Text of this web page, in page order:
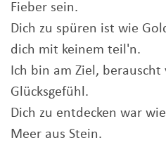
Fieber sein.
Dich zu spüren ist wie
dich mit keinem teil'n.
Ich bin am Ziel, berauscht
Glücksgefühl.
Dich zu entdecken war
Meer aus Stein.